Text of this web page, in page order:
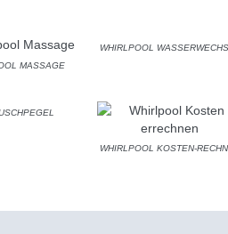
MASSAGE
WHIRLPOOL
WHIRLPOOL KOSTEN-